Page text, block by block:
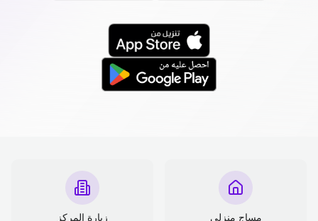
مساج منزلي زيارة المركز